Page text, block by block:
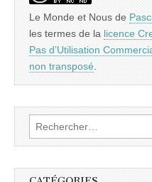
Le Monde et Nous de
les termes de la licence
Pas d’Utilisation
non transposé
Rechercher :